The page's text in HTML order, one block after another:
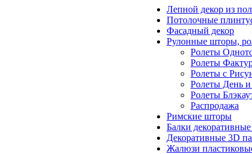
Лепной декор из
Потолочные
Фасадный декор
Рулонные шторы,
Ролеты
Ролеты
Ролеты с
Ролеты День
Ролеты
Распродажа
Римские шторы
Балки
Декоративные 3D
Жалюзи